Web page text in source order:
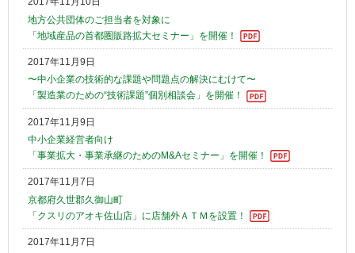
地方公共団体のご担当者を対象に
「地域産品の首都圏販路拡大セミナー」を開催！
2017年11月9日
〜中小企業の技術的な課題や問題点の解決にむけて〜
「製造業のための“技術課題”個別相談会」を開催！
2017年11月9日
中小企業経営者向け
「事業拡大・事業承継のためのM&Aセミナー」を開催！
2017年11月7日
京都府久世郡久御山町
「クスリのアオキ佐山店」に店舗外ＡＴＭを設置！
2017年11月7日